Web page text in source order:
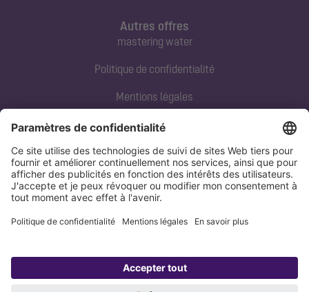
Contact direct
Tel:+33 3 88 65 76 00
Email:info@kessel.fr
Autres offres
mastering water
Politique de confidentialité
Mentions légales
Politique de confidentialité Mentions légales